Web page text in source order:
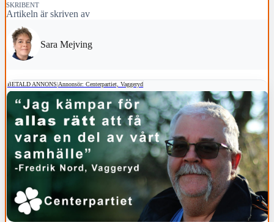
SKRIBENT
Artikeln är skriven av
Sara Mejving
BETALD ANNONS|Annonsör: Centerpartiet, Vaggeryd